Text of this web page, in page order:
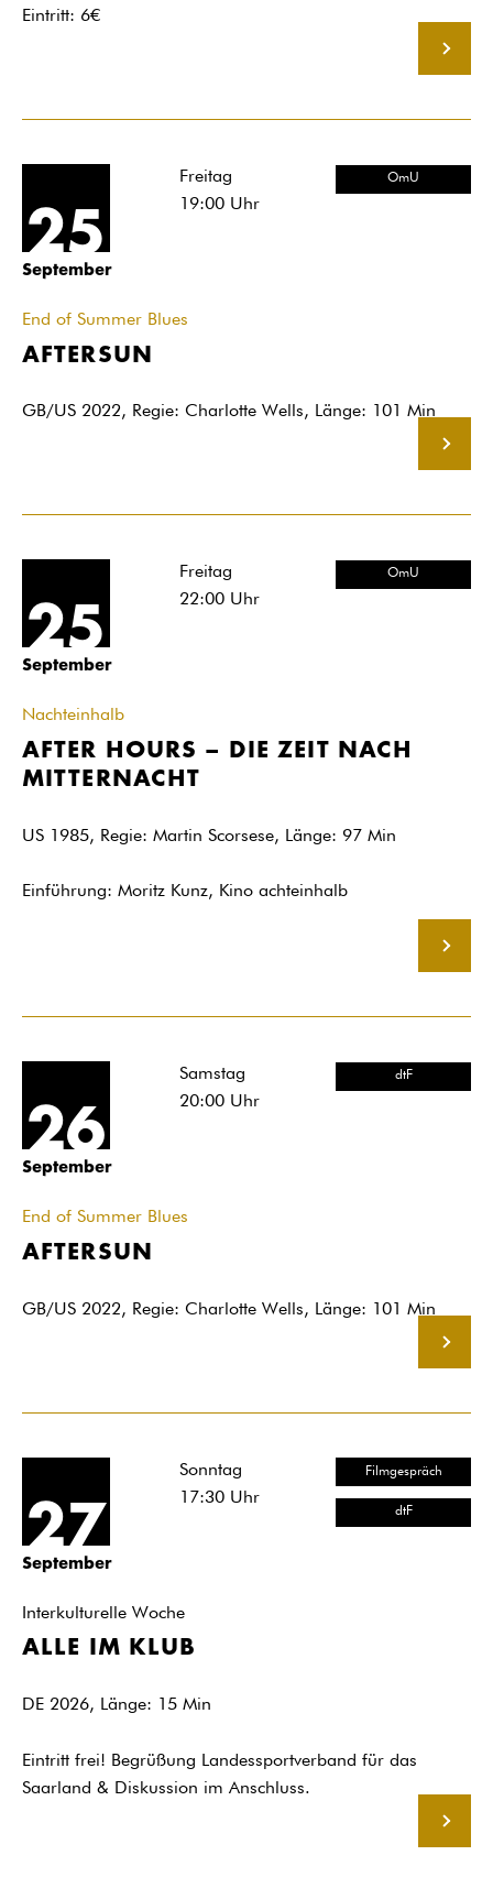
Eintritt: 6€
25
September
Freitag
19:00Uhr
OmU
End of Summer Blues
AFTERSUN
GB/US 2022, Regie: Charlotte Wells, Länge: 101 Min
25
September
Freitag
22:00Uhr
OmU
Nachteinhalb
AFTER HOURS – DIE ZEIT NACH
MITTERNACHT
US 1985, Regie: Martin Scorsese, Länge: 97 Min
Einführung: Moritz Kunz, Kino achteinhalb
26
September
Samstag
20:00Uhr
dtF
End of Summer Blues
AFTERSUN
GB/US 2022, Regie: Charlotte Wells, Länge: 101 Min
27
September
Sonntag
17:30Uhr
Filmgespräch
dtF
Interkulturelle Woche
ALLE IM KLUB
DE 2026, Länge: 15 Min
Eintritt frei! Begrüßung Landessportverband für das
Saarland & Diskussion im Anschluss.